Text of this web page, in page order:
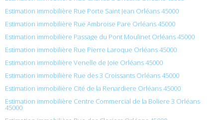
Estimation immobilière Rue Porte Saint Jean Orléans 45000
Estimation immobilière Rue Ambroise Pare Orléans 45000
Estimation immobilière Passage du Pont Moulinet Orléans 45000
Estimation immobilière Rue Pierre Laroque Orléans 45000
Estimation immobilière Venelle de Joie Orléans 45000
Estimation immobilière Rue des 3 Croissants Orléans 45000
Estimation immobilière Cité de la Renardiere Orléans 45000
Estimation immobilière Centre Commercial de la Boliere 3 Orléans
45000